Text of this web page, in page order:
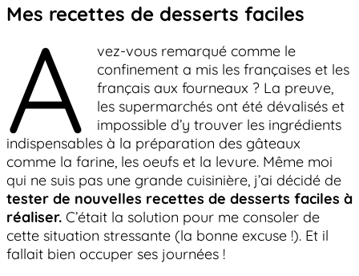
Mes recettes de desserts faciles
A
vez-vous remarqué comme le
confinement a mis les françaises et les
français aux fourneaux ? La preuve,
les supermarchés ont été dévalisés et
impossible d’y trouver les ingrédients
indispensables à la préparation des gâteaux
comme la farine, les oeufs et la levure. Même moi
qui ne suis pas une grande cuisinière, j’ai décidé de
tester de nouvelles recettes de desserts faciles à
réaliser. C’était la solution pour me consoler de
cette situation stressante (la bonne excuse !). Et il
fallait bien occuper ses journées !